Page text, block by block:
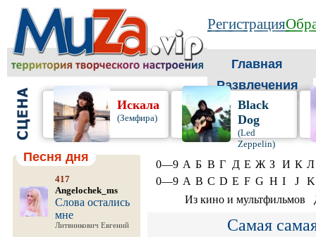
Регистрация
Главная
Развлечения
Искала
(Земфира)
Black
Dog
(Led
Zeppelin)
Песня дня
417
Angelochek_ms
Слова остались
мне
Литвинкович Евгений
0—9 А Б В Г Д Е Ж З И К Л
0—9 A B C D E F G H I J
K
Из кино и мультфильмов
Самая